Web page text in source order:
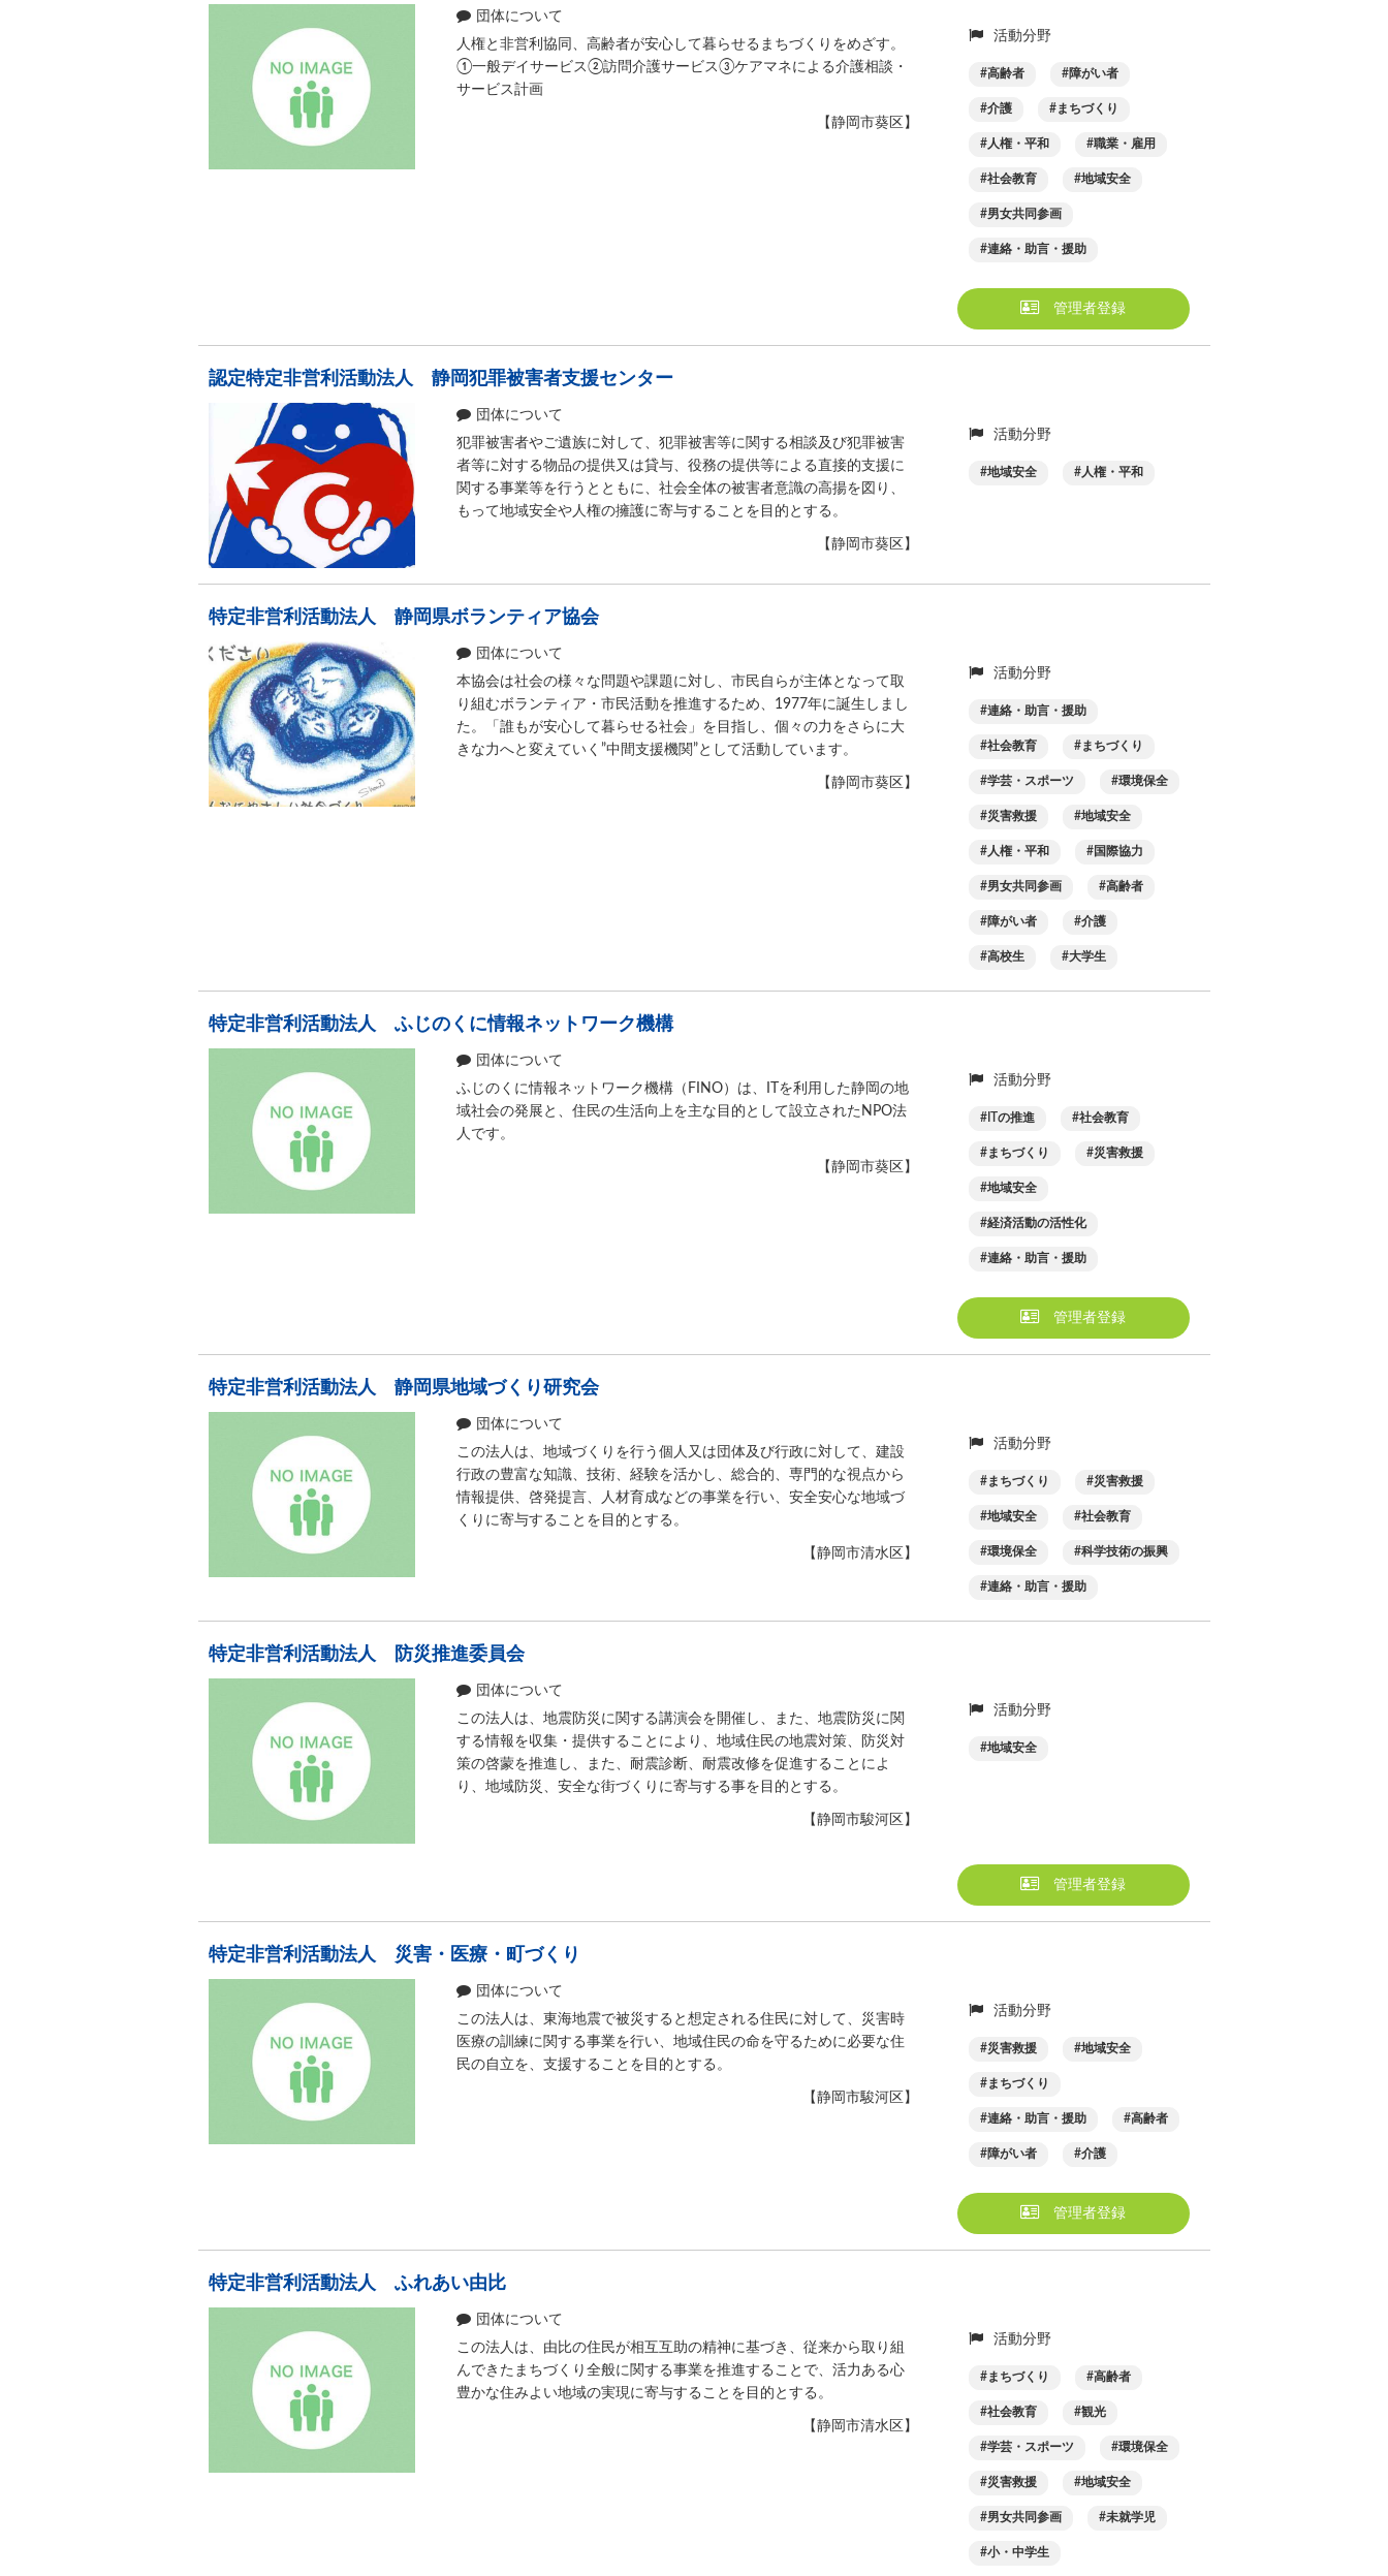
団体について
人権と非営利協同、高齢者が安心して暮らせるまちづくりをめざす。
①一般デイサービス②訪問介護サービス③ケアマネによる介護相談・
サービス計画
【静岡市葵区】
活動分野
高齢者 障がい者
介護 まちづくり
人権・平和 職業・雇用
社会教育 地域安全
男女共同参画
連絡・助言・援助
管理者登録
認定特定非営利活動法人 静岡犯罪被害者支援センター
団体について
犯罪被害者やご遺族に対して、犯罪被害等に関する相談及び犯罪被害
者等に対する物品の提供又は貸与、役務の提供等による直接的支援に
関する事業等を行うとともに、社会全体の被害者意識の高揚を図り、
もって地域安全や人権の擁護に寄与することを目的とする。
【静岡市葵区】
活動分野
地域安全 人権・平和
特定非営利活動法人 静岡県ボランティア協会
団体について
本協会は社会の様々な問題や課題に対し、市民自らが主体となって取
り組むボランティア・市民活動を推進するため、1977年に誕生しまし
た。「誰もが安心して暮らせる社会」を目指し、個々の力をさらに大
きな力へと変えていく”中間支援機関”として活動しています。
【静岡市葵区】
活動分野
連絡・助言・援助
社会教育 まちづくり
学芸・スポーツ 環境保全
災害救援 地域安全
人権・平和 国際協力
男女共同参画 高齢者
障がい者 介護
高校生 大学生
特定非営利活動法人 ふじのくに情報ネットワーク機構
団体について
ふじのくに情報ネットワーク機構（FINO）は、ITを利用した静岡の地
域社会の発展と、住民の生活向上を主な目的として設立されたNPO法
人です。
【静岡市葵区】
活動分野
ITの推進 社会教育
まちづくり 災害救援
地域安全
経済活動の活性化
連絡・助言・援助
管理者登録
特定非営利活動法人 静岡県地域づくり研究会
団体について
この法人は、地域づくりを行う個人又は団体及び行政に対して、建設
行政の豊富な知識、技術、経験を活かし、総合的、専門的な視点から
情報提供、啓発提言、人材育成などの事業を行い、安全安心な地域づ
くりに寄与することを目的とする。
【静岡市清水区】
活動分野
まちづくり 災害救援
地域安全 社会教育
環境保全 科学技術の振興
連絡・助言・援助
特定非営利活動法人 防災推進委員会
団体について
この法人は、地震防災に関する講演会を開催し、また、地震防災に関
する情報を収集・提供することにより、地域住民の地震対策、防災対
策の啓蒙を推進し、また、耐震診断、耐震改修を促進することによ
り、地域防災、安全な街づくりに寄与する事を目的とする。
【静岡市駿河区】
活動分野
地域安全
管理者登録
特定非営利活動法人 災害・医療・町づくり
団体について
この法人は、東海地震で被災すると想定される住民に対して、災害時
医療の訓練に関する事業を行い、地域住民の命を守るために必要な住
民の自立を、支援することを目的とする。
【静岡市駿河区】
活動分野
災害救援 地域安全
まちづくり
連絡・助言・援助 高齢者
障がい者 介護
管理者登録
特定非営利活動法人 ふれあい由比
団体について
この法人は、由比の住民が相互互助の精神に基づき、従来から取り組
んできたまちづくり全般に関する事業を推進することで、活力ある心
豊かな住みよい地域の実現に寄与することを目的とする。
【静岡市清水区】
活動分野
まちづくり 高齢者
社会教育 観光
学芸・スポーツ 環境保全
災害救援 地域安全
男女共同参画 未就学児
小・中学生